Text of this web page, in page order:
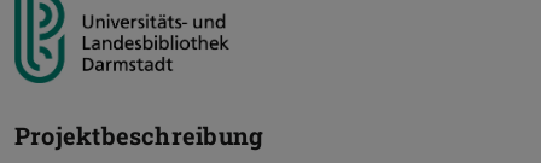
Projektbeschreibung